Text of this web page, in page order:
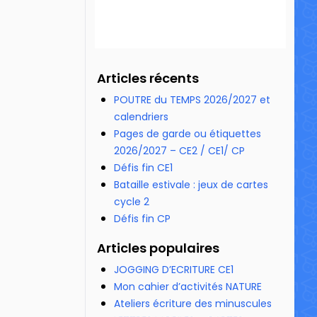
Articles récents
POUTRE du TEMPS 2026/2027 et
calendriers
Pages de garde ou étiquettes
2026/2027 – CE2 / CE1/ CP
Défis fin CE1
Bataille estivale : jeux de cartes
cycle 2
Défis fin CP
Articles populaires
JOGGING D’ECRITURE CE1
Mon cahier d’activités NATURE
Ateliers écriture des minuscules